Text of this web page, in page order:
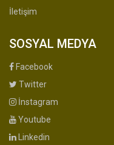
İletişim
SOSYAL MEDYA
Facebook
Twitter
İnstagram
Youtube
Linkedin